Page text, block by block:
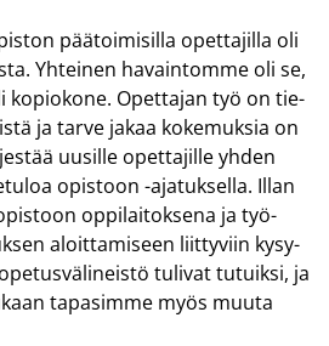
pää­toi­mi­sil­la opet­ta­jil­la oli
Yh­tei­nen ha­vain­tom­me oli se,
ko­pio­ko­ne. Opet­ta­jan työ on tie­
ja tarve jakaa ko­ke­muk­sia on
uusil­le opet­ta­jil­le yhden
opis­toon -​ajatuksella. Illan
op­pi­lai­tok­se­na ja työ­
aloit­ta­mi­seen liit­ty­viin ky­sy­
tu­li­vat tu­tuik­si, ja
ta­pa­sim­me myös muuta